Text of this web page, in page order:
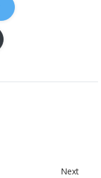
Next